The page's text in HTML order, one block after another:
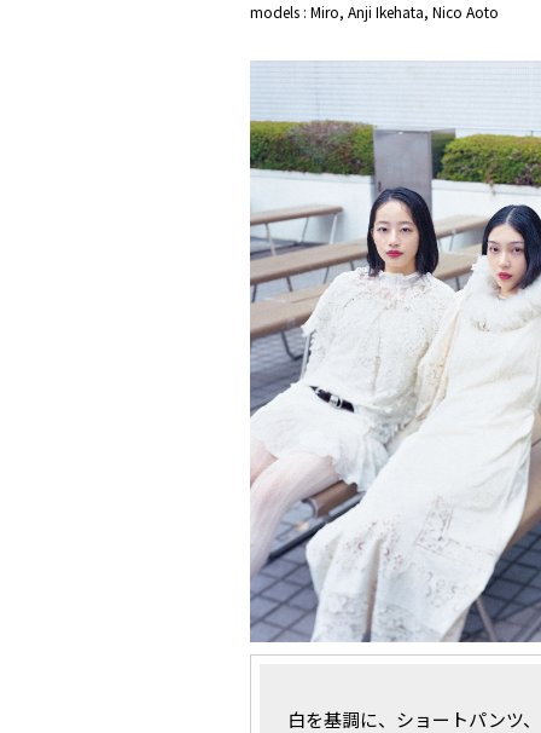
models : Miro, Anji Ikehata, Nico Aoto
白を基調に、ショートパンツ